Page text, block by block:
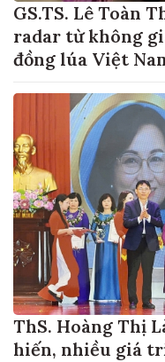
GS.TS. Lê Toàn
radar từ không
đồng lúa Việt
ThS. Hoàng Thị
hiến, nhiều giá